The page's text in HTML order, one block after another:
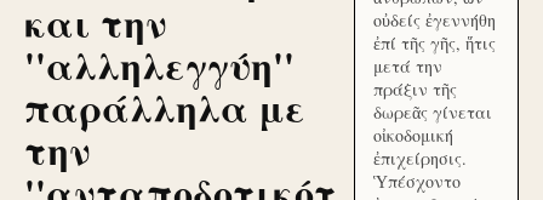
και την
''αλληλεγγύη''
παράλληλα με
την
οὐδείς ἐγεννήθη
ἐπί τῆς γῆς, ἥτις
μετά την
πράξιν τῆς
δωρεᾶς γίνεται
οἰκοδομική
ἐπιχείρησις.
Ὑπέσχοντο